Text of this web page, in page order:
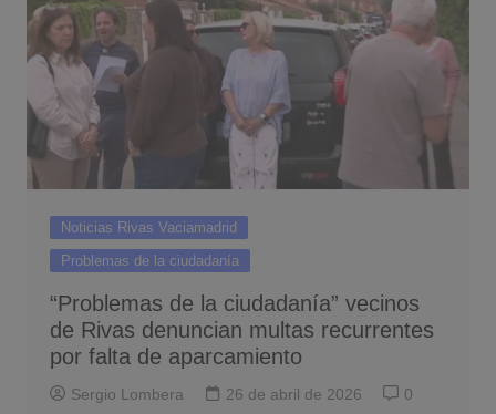
Noticias Rivas Vaciamadrid
Problemas de la ciudadanía
“Problemas de la ciudadanía” vecinos
de Rivas denuncian multas recurrentes
por falta de aparcamiento
Sergio Lombera 26 de abril de 2026 0